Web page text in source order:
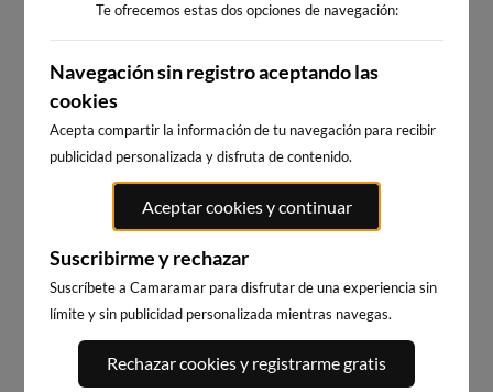
WEBCAM CALA BLANCA, SON
CARRIÓ
WEBCAMS CERCANAS
PORT ANDRATX
133km · Andratx
PLAYA EL MASNOU
Te ofrecemos estas dos opciones de navegación:
Navegación sin registro aceptando las
cookies
Acepta compartir la información de tu navegación para recibir
publicidad personalizada y disfruta de contenido.
Aceptar cookies y continuar
Suscribirme y rechazar
Suscríbete a Camaramar para disfrutar de una experiencia sin
límite y sin publicidad personalizada mientras navegas.
Rechazar cookies y registrarme gratis